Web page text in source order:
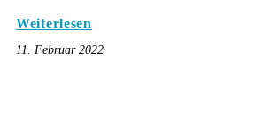
Weiterlesen
11. Februar 2022